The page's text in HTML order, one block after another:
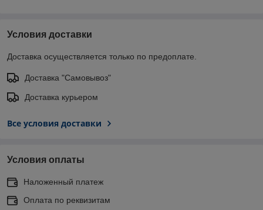
Условия доставки
Доставка осуществляется только по предоплате.
Доставка "Самовывоз"
Доставка курьером
Все условия доставки
Условия оплаты
Наложенный платеж
Оплата по реквизитам